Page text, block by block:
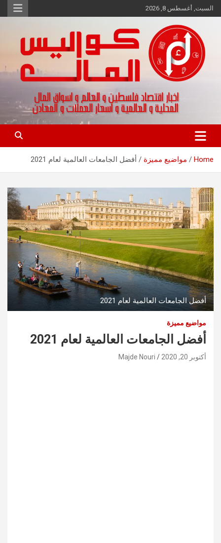
Skip
to
السبت, أغسطس 8, 2026
كواليس المال
اخبار اقتصاد فلسطين و العالم و تقارير اسواق المال و العملات
Home مواضيع مميزة أفضل الجامعات العالمية لعام 2021
أفضل الجامعات العالمية لعام 2021
مواضيع مميزة
أفضل الجامعات العالمية لعام 2021
أكتوبر 20, 2020 Majde Nouri